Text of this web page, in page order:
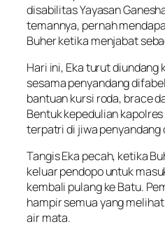
disabilitas Yayasan
temannya, pernah
Buher ketika menjabat
Hari ini, Eka turut
sesama penyandang
bantuan kursi roda, brace
Bentuk kepedulian
terpatri di jiwa penyandang
Tangis Eka pecah, ketika
keluar pendopo untuk
kembali pulang ke Batu.
hampir semua yang
air mata.